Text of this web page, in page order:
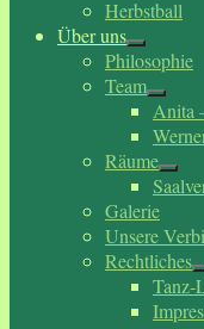
Herbstball
Über uns
Philosophie
Team
Anita
Räume
Galerie
Unsere
Rechtliches
Tanz-